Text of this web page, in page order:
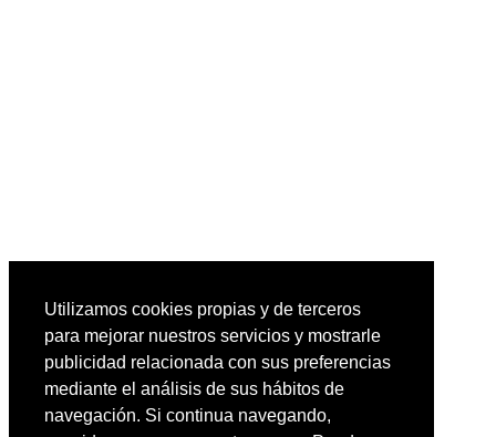
Utilizamos cookies propias y de terceros
para mejorar nuestros servicios y mostrarle
publicidad relacionada con sus preferencias
mediante el análisis de sus hábitos de
navegación. Si continua navegando,